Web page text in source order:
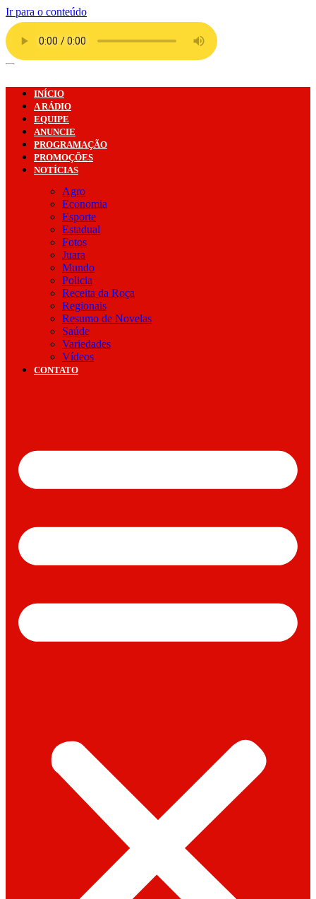
Ir para o conteúdo
INÍCIO
A RÁDIO
EQUIPE
ANUNCIE
PROGRAMAÇÃO
PROMOÇÕES
NOTÍCIAS
Agro
Economia
Esporte
Estadual
Fotos
Juara
Mundo
Policia
Receita da Roça
Regionais
Resumo de Novelas
Saúde
Variedades
Vídeos
CONTATO